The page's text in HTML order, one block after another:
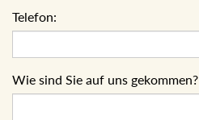
Telefon:
Wie sind Sie auf uns gekommen?